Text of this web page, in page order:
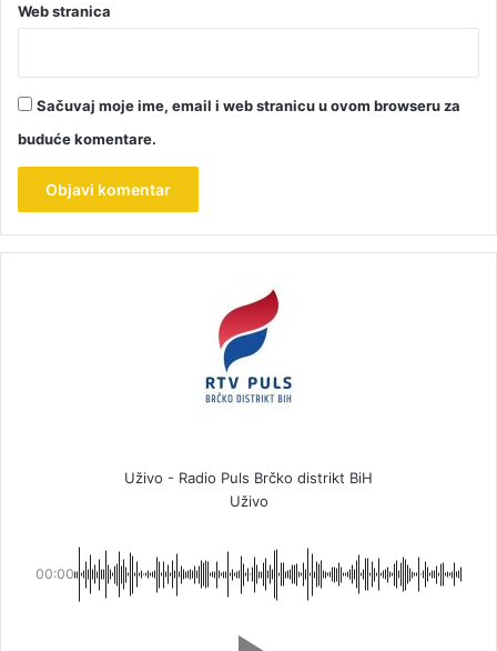
Web stranica
Sačuvaj moje ime, email i web stranicu u ovom browseru za
buduće komentare.
Uživo - Radio Puls Brčko distrikt BiH
Uživo
00:00